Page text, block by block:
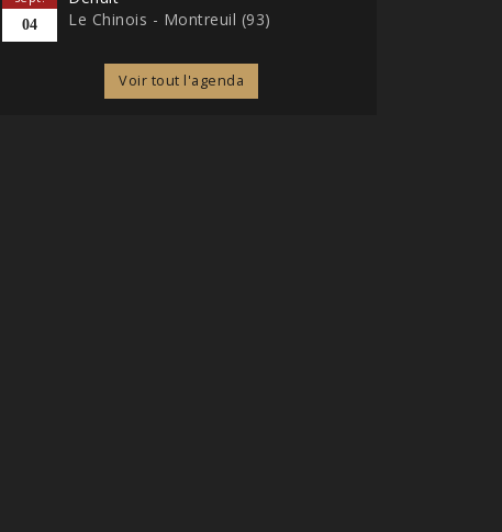
04
Le Chinois - Montreuil (93)
Voir tout l'agenda